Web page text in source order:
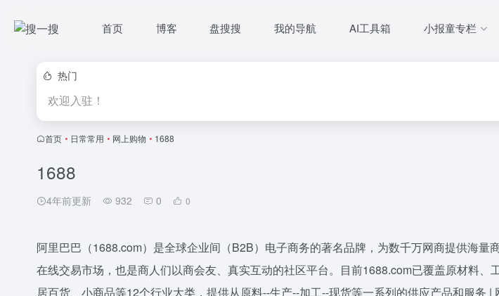
首页 博客 盘搜搜 我的导航 AI工具箱 小报童专栏
热门
欢迎入驻！
首页 • 日常常用 • 网上购物 • 1688
1688
4年前更新 932 0 0
阿里巴巴（1688.com）是全球企业间（B2B）电子商务的著名品牌，为数千万网商提供海量
在线交易市场，也是商人们以商会友、真实互动的社区平台。目前1688.com已覆盖原材料、
居百货、小商品等12个行业大类，提供从原料--生产--加工--现货等一系列的供应产品和服务 |